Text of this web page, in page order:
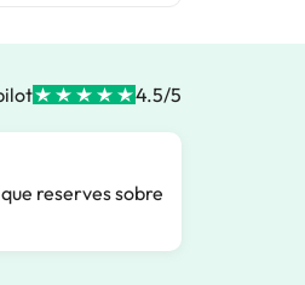
4.5/5
reserves sobre